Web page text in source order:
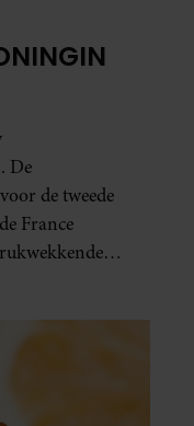
DEMI
DE
De
de tweede
France